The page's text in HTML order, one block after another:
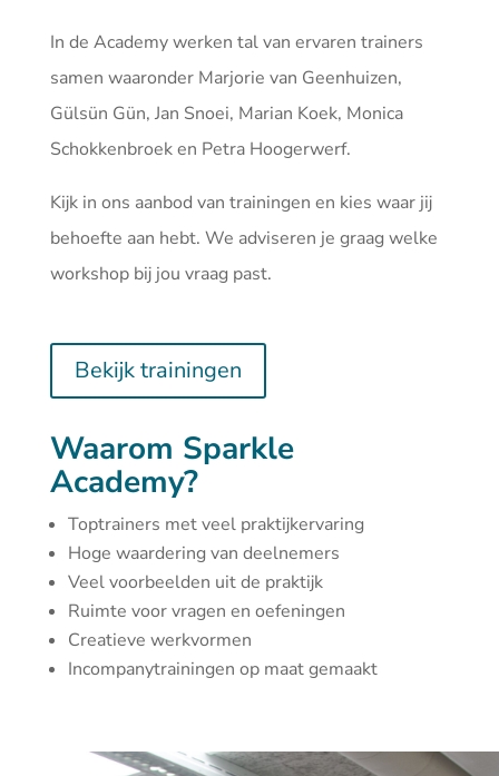
In de Academy werken tal van ervaren trainers
samen waaronder Marjorie van Geenhuizen,
Gülsün Gün, Jan Snoei, Marian Koek, Monica
Schokkenbroek en Petra Hoogerwerf.
Kijk in ons aanbod van trainingen en kies waar jij
behoefte aan hebt. We adviseren je graag welke
workshop bij jou vraag past.
Bekijk trainingen
Waarom Sparkle
Academy?
Toptrainers met veel praktijkervaring
Hoge waardering van deelnemers
Veel voorbeelden uit de praktijk
Ruimte voor vragen en oefeningen
Creatieve werkvormen
Incompanytrainingen op maat gemaakt